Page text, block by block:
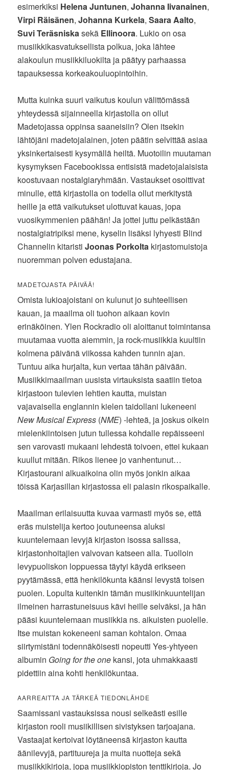
esimerkiksi Helena Juntunen,Johanna Iivanainen,
Virpi Räisänen,Johanna Kurkela,Saara Aalto,
Suvi Teräsniskasekä Ellinoora. Lukio on osa
musiikkikasvatuksellista polkua, joka lähtee
alakoulun musiikkiluokilta ja päätyy parhaassa
tapauksessa korkeakouluopintoihin.
Mutta kuinka suuri vaikutus koulun välittömässä
yhteydessä sijainneella kirjastolla on ollut
Madetojassa oppinsa saaneisiin? Olen itsekin
lähtöjäni madetojalainen, joten päätin selvittää asiaa
yksinkertaisesti kysymällä heiltä. Muotoilin muutaman
kysymyksen Facebookissa entisistä madetojalaisista
koostuvaan nostalgiaryhmään. Vastaukset osoittivat
minulle, että kirjastolla on todella ollut merkitystä
heille ja että vaikutukset ulottuvat kauas, jopa
vuosikymmenien päähän! Ja jottei juttu pelkästään
nostalgiatripiksi mene, kyselin lisäksi lyhyesti Blind
Channelin kitaristiJoonas Porkolta kirjastomuistoja
nuoremman polven edustajana.
MADETOJASTA PÄIVÄÄ!
Omista lukioajoistani on kulunut jo suhteellisen
kauan, ja maailma oli tuohon aikaan kovin
erinäköinen. Ylen Rockradio oli aloittanut toimintansa
muutamaa vuotta aiemmin, ja rock-musiikkia kuultiin
kolmena päivänä viikossa kahden tunnin ajan.
Tuntuu aika hurjalta, kun vertaa tähän päivään.
Musiikkimaailman uusista virtauksista saatiin tietoa
kirjastoon tulevien lehtien kautta, muistan
vajavaisella englannin kielen taidollani lukeneeni
New Musical Express (NME) -lehteä, ja joskus oikein
mielenkiintoisen jutun tullessa kohdalle repäisseeni
sen varovasti mukaani lehdestä toivoen, ettei kukaan
kuullut mitään. Rikos lienee jo vanhentunut…
Kirjastourani alkuaikoina olin myös jonkin aikaa
töissä Karjasillan kirjastossa eli palasin rikospaikalle.
Maailman erilaisuutta kuvaa varmasti myös se, että
eräs muistelija kertoo joutuneensa aluksi
kuuntelemaan levyjä kirjaston isossa salissa,
kirjastonhoitajien valvovan katseen alla. Tuolloin
levypuoliskon loppuessa täytyi käydä erikseen
pyytämässä, että henkilökunta käänsi levystä toisen
puolen. Lopulta kuitenkin tämän musiikinkuuntelijan
ilmeinen harrastuneisuus kävi heille selväksi, ja hän
pääsi kuuntelemaan musiikkia ns. aikuisten puolelle.
Itse muistan kokeneeni saman kohtalon. Omaa
siirtymistäni todennäköisesti nopeutti Yes-yhtyeen
albumin Going for the one kansi, jota uhmakkaasti
pidettiin aina kohti henkilökuntaa.
AARREAITTA JA TÄRKEÄ TIEDONLÄHDE
Saamissani vastauksissa nousi selkeästi esille
kirjaston rooli musiikillisen sivistyksen tarjoajana.
Vastaajat kertoivat löytäneensä kirjaston kautta
äänilevyjä, partituureja ja muita nuotteja sekä
musiikkikirjoja, jopa musiikkiopiston tenttikirjoja. Jo